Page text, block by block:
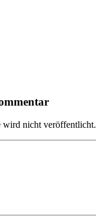
wird nicht veröffentlicht.